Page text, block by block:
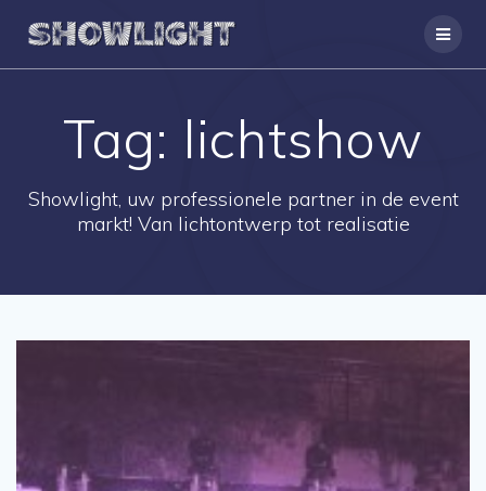
Tag: lichtshow
Showlight, uw professionele partner in de event
markt! Van lichtontwerp tot realisatie